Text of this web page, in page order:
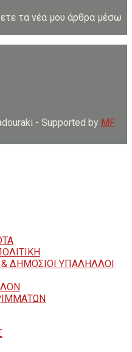
τα νέα μου άρθρα μέσω
- Supported by MF
ΔΗΜΟΣΙΟΙ ΥΠΑΛΗΛΛΟΙ